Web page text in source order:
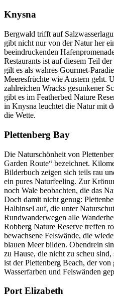
Knysna
Bergwald trifft auf
gibt nicht nur von der Natur her
beeindruckenden
Restaurants ist auf diesem Teil
gilt es als wahres Gourmet-
Meeresfrüchte wie Austern geht.
zahlreichen Wracks gesunkener
gibt es im Featherbed Nature
in Knysna leuchtet die Natur mit
die Wette.
Plettenberg Bay
Die Naturschönheit von
Garden Route“ bezeichnet.
Bilderbuch zeigen sich teils rau
ein pures Naturfeeling. Zur
noch Wale beobachten, die das
Doch damit nicht genug:
Halbinsel auf, die unter
Rundwanderwegen alle
Robberg Nature Reserve treffen
bewachsene Felswände, die
blauen Meer bilden. Obendrein
zu Hause, die nicht zu scheu
ist der Plettenberg Beach, der
Wasserfarben und Felswänden
Port Elizabeth